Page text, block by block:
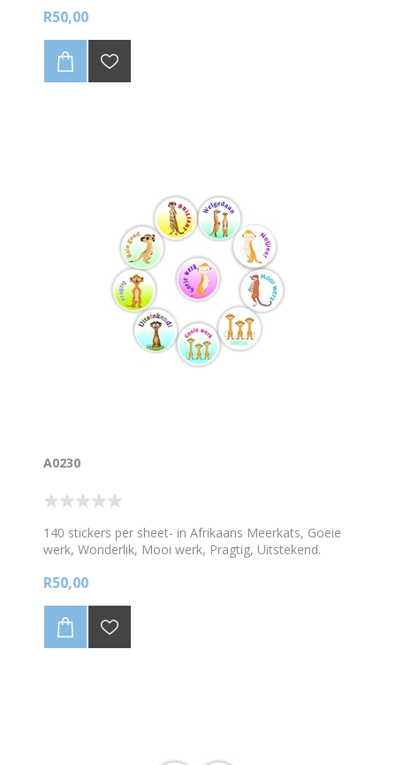
die goeie werk, uitstekend
R50,00
A0230
140 stickers per sheet- in Afrikaans Meerkats, Goeie
werk, Wonderlik, Mooi werk, Pragtig, Uitstekend.
R50,00